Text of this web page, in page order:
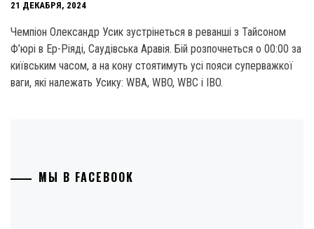
21 ДЕКАБРЯ, 2024
Чемпіон Олександр Усик зустрінеться в реванші з Тайсоном
Ф’юрі в Ер-Ріяді, Саудівська Аравія. Бій розпочнеться о 00:00 за
київським часом, а на кону стоятимуть усі пояси суперважкої
ваги, які належать Усику: WBA, WBO, WBC і IBO.
МЫ В FACEBOOK